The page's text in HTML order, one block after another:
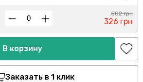
502 грн
326 грн
В корзину
Заказать в 1 клик